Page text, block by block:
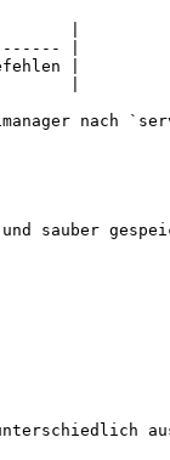
|
|
|
|
nach
sauber